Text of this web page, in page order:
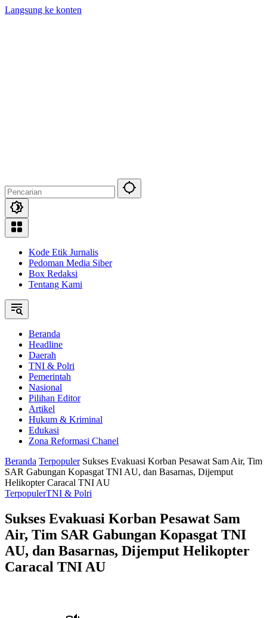
Langsung ke konten
Kode Etik Jurnalis
Pedoman Media Siber
Box Redaksi
Tentang Kami
Beranda
Headline
Daerah
TNI & Polri
Pemerintah
Nasional
Pilihan Editor
Artikel
Hukum & Kriminal
Edukasi
Zona Reformasi Chanel
Beranda Terpopuler Sukses Evakuasi Korban Pesawat Sam Air, Tim
SAR Gabungan Kopasgat TNI AU, dan Basarnas, Dijemput
Helikopter Caracal TNI AU
TerpopulerTNI & Polri
Sukses Evakuasi Korban Pesawat Sam
Air, Tim SAR Gabungan Kopasgat TNI
AU, dan Basarnas, Dijemput Helikopter
Caracal TNI AU